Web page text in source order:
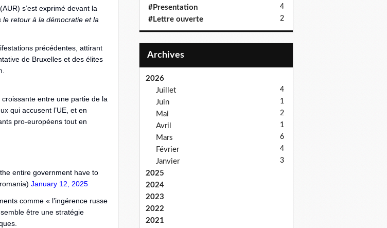
s’est exprimé devant la
le retour à la démocratie et la
précédentes, attirant
de Bruxelles et des élites
croissante entre une partie de la
qui accusent l’UE, et en
pro-européens tout en
entire government have to
January 12, 2025
comme « l’ingérence russe
être une stratégie
#Presentation 4
#Lettre ouverte 2
Archives
2026
Juillet
4
Juin 1
Mai 2
Avril 1
Mars 6
Février 4
Janvier 3
2025
2024
2023
2022
2021